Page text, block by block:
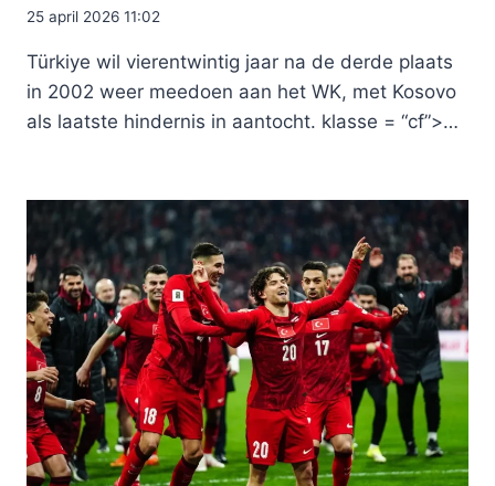
25 april 2026 11:02
Türkiye wil vierentwintig jaar na de derde plaats
in 2002 weer meedoen aan het WK, met Kosovo
als laatste hindernis in aantocht. klasse = “cf”>…